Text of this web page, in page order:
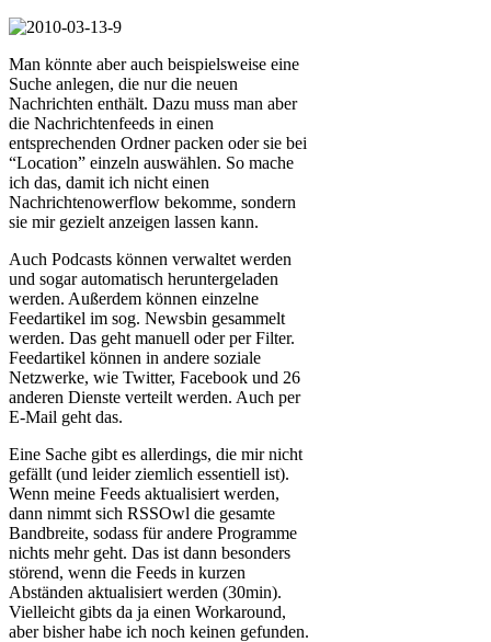
Man könnte aber auch beispielsweise eine
Suche anlegen, die nur die neuen
Nachrichten enthält. Dazu muss man aber
die Nachrichtenfeeds in einen
entsprechenden Ordner packen oder sie bei
“Location” einzeln auswählen. So mache
ich das, damit ich nicht einen
Nachrichtenowerflow bekomme, sondern
sie mir gezielt anzeigen lassen kann.
Auch Podcasts können verwaltet werden
und sogar automatisch heruntergeladen
werden. Außerdem können einzelne
Feedartikel im sog. Newsbin gesammelt
werden. Das geht manuell oder per Filter.
Feedartikel können in andere soziale
Netzwerke, wie Twitter, Facebook und 26
anderen Dienste verteilt werden. Auch per
E-Mail geht das.
Eine Sache gibt es allerdings, die mir nicht
gefällt (und leider ziemlich essentiell ist).
Wenn meine Feeds aktualisiert werden,
dann nimmt sich RSSOwl die gesamte
Bandbreite, sodass für andere Programme
nichts mehr geht. Das ist dann besonders
störend, wenn die Feeds in kurzen
Abständen aktualisiert werden (30min).
Vielleicht gibts da ja einen Workaround,
aber bisher habe ich noch keinen gefunden.